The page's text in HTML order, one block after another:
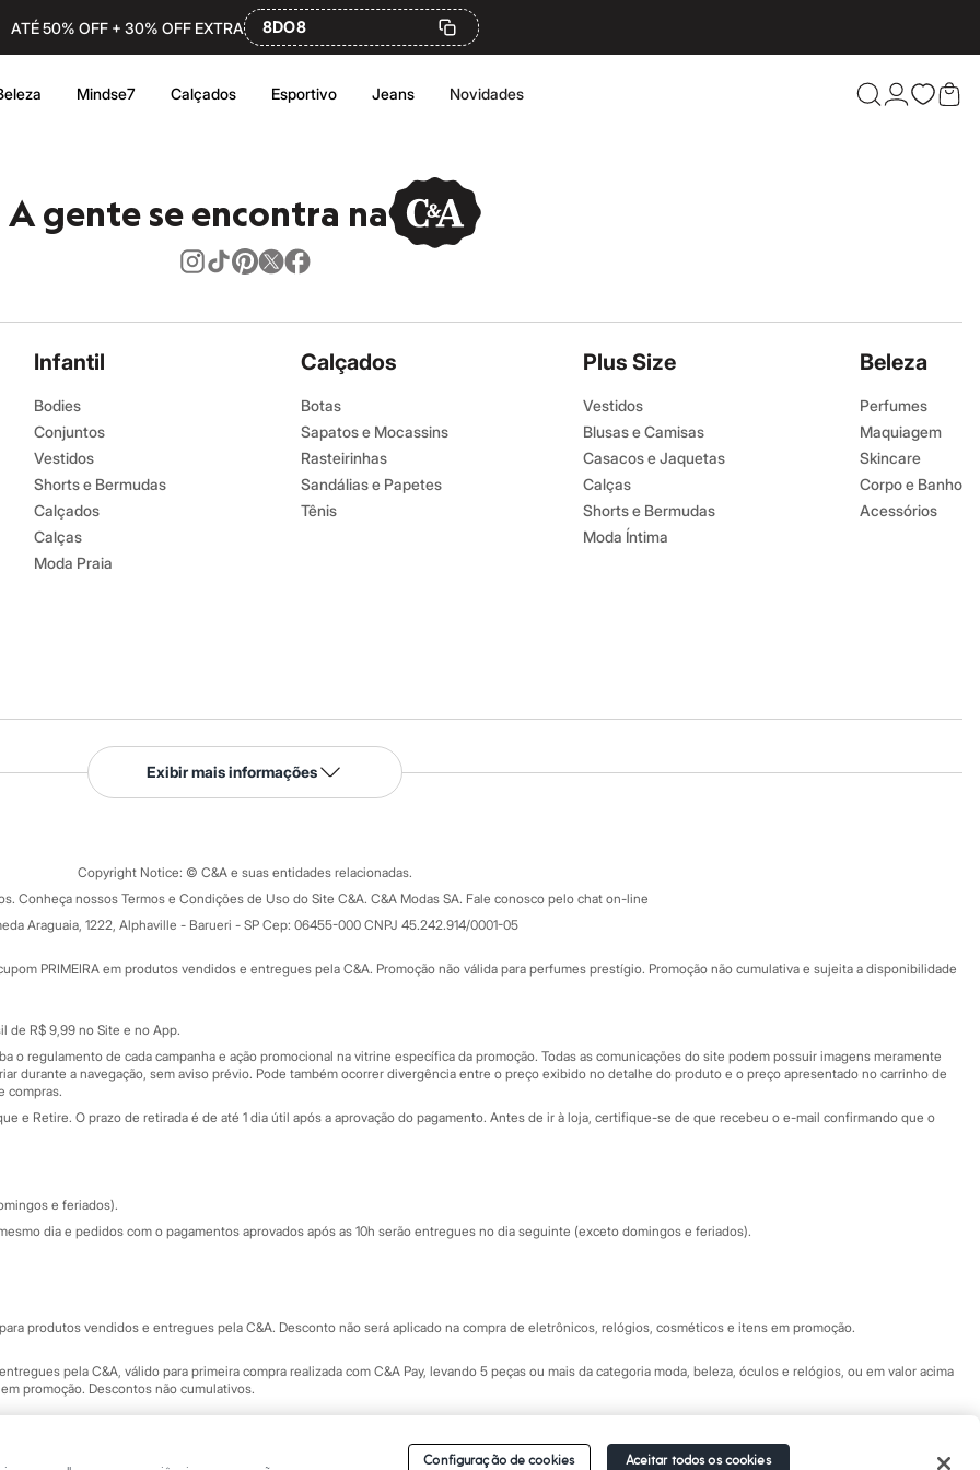
ATÉ 50% OFF + 30% OFF EXTRA 8DO8
Mindse7 Calçados Esportivo Jeans Novidades
Confira
A gente se encontra na
Infantil
Bodies
Conjuntos
Vestidos
Shorts e Bermudas
Calçados
Calças
Moda Praia
Calçados
Botas
Sapatos e Mocassins
Rasteirinhas
Sandálias e Papetes
Tênis
Plus Size
Vestidos
Blusas e Camisas
Casacos e Jaquetas
Calças
Shorts e Bermudas
Moda Íntima
Beleza
Perfumes
Maquiagem
Skincare
Corpo e Banho
Acessórios
Serviços
Tipos de serviços
Formas de pagamento
Todas as vantagens
Minha C&A
Cupons de desconto
Atendimento
Fale conosco
Central de ética
Eventos
Exibir mais informações
Copyright Notice: © C&A e suas entidades relacionadas.
Conheça nossos Termos e Condições de Uso do Site C&A. C&A Modas SA. Fale conosco pelo chat on-line
Araguaia, 1222, Alphaville - Barueri - SP Cep: 06455-000 CNPJ 45.242.914/0001-05
PRIMEIRA em produtos vendidos e entregues pela C&A. Promoção não válida para perfumes prestígio. Promoção não cumulativa e sujeita a disponibilidade
de R$ 9,99 no Site e no App.
o regulamento de cada campanha e ação promocional na vitrine específica da promoção. Todas as comunicações do site podem possuir imagens meramente
durante a navegação, sem aviso prévio. Pode também ocorrer divergência entre o preço exibido no detalhe do produto e o preço apresentado no carrinho de
compras.
e Retire. O prazo de retirada é de até 1 dia útil após a aprovação do pagamento. Antes de ir à loja, certifique-se de que recebeu o e-mail confirmando que o
e feriados).
dia e pedidos com o pagamentos aprovados após as 10h serão entregues no dia seguinte (exceto domingos e feriados).
produtos vendidos e entregues pela C&A. Desconto não será aplicado na compra de eletrônicos, relógios, cosméticos e itens em promoção.
pela C&A, válido para primeira compra realizada com C&A Pay, levando 5 peças ou mais da categoria moda, beleza, óculos e relógios, ou em valor acima
promoção. Descontos não cumulativos.
Configuração de cookies Aceitar todos os cookies